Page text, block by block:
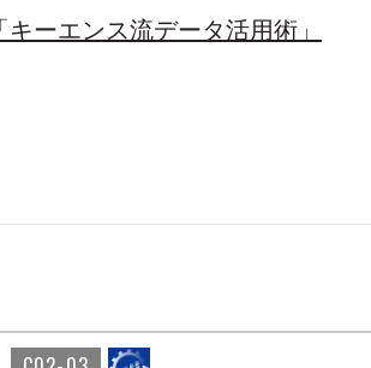
ーエンス流データ活用術」